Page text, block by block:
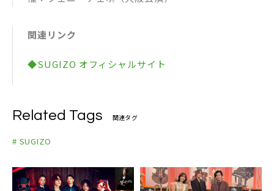
関連リンク
◆SUGIZO オフィシャルサイト
Related Tags 関連タグ
# SUGIZO